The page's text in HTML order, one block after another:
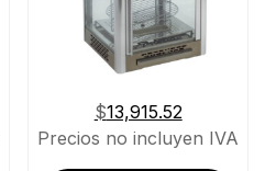
$13,915.52
Precios no incluyen IVA